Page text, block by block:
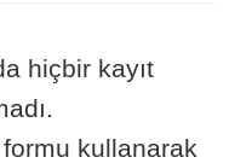
hiçbir kayıt
kullanarak